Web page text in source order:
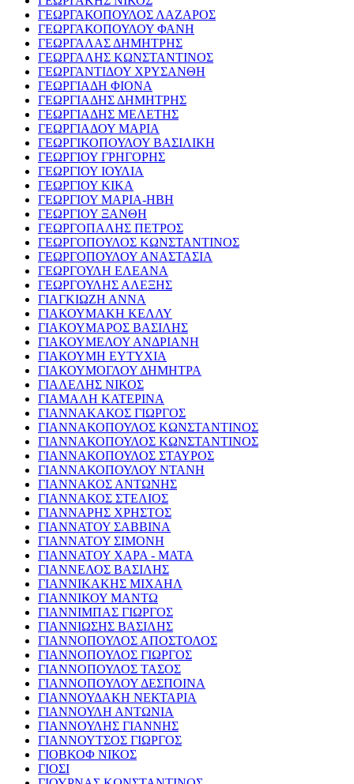
ΓΕΩΡΓΑΚΟΠΟΥΛΟΣ ΛΑΖΑΡΟΣ
ΓΕΩΡΓΑΚΟΠΟΥΛΟΥ ΦΑΝΗ
ΓΕΩΡΓΑΛΑΣ ΔΗΜΗΤΡΗΣ
ΓΕΩΡΓΑΛΗΣ ΚΩΝΣΤΑΝΤΙΝΟΣ
ΓΕΩΡΓΑΝΤΙΔΟΥ ΧΡΥΣΑΝΘΗ
ΓΕΩΡΓΙΑΔΗ ΦΙΟΝΑ
ΓΕΩΡΓΙΑΔΗΣ ΔΗΜΗΤΡΗΣ
ΓΕΩΡΓΙΑΔΗΣ ΜΕΛΕΤΗΣ
ΓΕΩΡΓΙΑΔΟΥ ΜΑΡΙΑ
ΓΕΩΡΓΙΚΟΠΟΥΛΟΥ ΒΑΣΙΛΙΚΗ
ΓΕΩΡΓΙΟΥ ΓΡΗΓΟΡΗΣ
ΓΕΩΡΓΙΟΥ ΙΟΥΛΙΑ
ΓΕΩΡΓΙΟΥ ΚΙΚΑ
ΓΕΩΡΓΙΟΥ ΜΑΡΙΑ-ΗΒΗ
ΓΕΩΡΓΙΟΥ ΞΑΝΘΗ
ΓΕΩΡΓΟΠΑΛΗΣ ΠΕΤΡΟΣ
ΓΕΩΡΓΟΠΟΥΛΟΣ ΚΩΝΣΤΑΝΤΙΝΟΣ
ΓΕΩΡΓΟΠΟΥΛΟΥ ΑΝΑΣΤΑΣΙΑ
ΓΕΩΡΓΟΥΛΗ ΕΛΕΑΝΑ
ΓΕΩΡΓΟΥΛΗΣ ΑΛΕΞΗΣ
ΓΙΑΓΚΙΩΖΗ ΑΝΝΑ
ΓΙΑΚΟΥΜΑΚΗ ΚΕΛΛΥ
ΓΙΑΚΟΥΜΑΡΟΣ ΒΑΣΙΛΗΣ
ΓΙΑΚΟΥΜΕΛΟΥ ΑΝΔΡΙΑΝΗ
ΓΙΑΚΟΥΜΗ ΕΥΤΥΧΙΑ
ΓΙΑΚΟΥΜΟΓΛΟΥ ΔΗΜΗΤΡΑ
ΓΙΑΛΕΛΗΣ ΝΙΚΟΣ
ΓΙΑΜΑΛΗ ΚΑΤΕΡΙΝΑ
ΓΙΑΝΝΑΚΑΚΟΣ ΓΙΩΡΓΟΣ
ΓΙΑΝΝΑΚΟΠΟΥΛΟΣ ΚΩΝΣΤΑΝΤΙΝΟΣ
ΓΙΑΝΝΑΚΟΠΟΥΛΟΣ ΚΩΝΣΤΑΝΤΙΝΟΣ
ΓΙΑΝΝΑΚΟΠΟΥΛΟΣ ΣΤΑΥΡΟΣ
ΓΙΑΝΝΑΚΟΠΟΥΛΟΥ ΝΤΑΝΗ
ΓΙΑΝΝΑΚΟΣ ΑΝΤΩΝΗΣ
ΓΙΑΝΝΑΚΟΣ ΣΤΕΛΙΟΣ
ΓΙΑΝΝΑΡΗΣ ΧΡΗΣΤΟΣ
ΓΙΑΝΝΑΤΟΥ ΣΑΒΒΙΝΑ
ΓΙΑΝΝΑΤΟΥ ΣΙΜΟΝΗ
ΓΙΑΝΝΑΤΟΥ ΧΑΡΑ - ΜΑΤΑ
ΓΙΑΝΝΕΛΟΣ ΒΑΣΙΛΗΣ
ΓΙΑΝΝΙΚΑΚΗΣ ΜΙΧΑΗΛ
ΓΙΑΝΝΙΚΟΥ ΜΑΝΤΩ
ΓΙΑΝΝΙΜΠΑΣ ΓΙΩΡΓΟΣ
ΓΙΑΝΝΙΩΣΗΣ ΒΑΣΙΛΗΣ
ΓΙΑΝΝΟΠΟΥΛΟΣ ΑΠΟΣΤΟΛΟΣ
ΓΙΑΝΝΟΠΟΥΛΟΣ ΓΙΩΡΓΟΣ
ΓΙΑΝΝΟΠΟΥΛΟΣ ΤΑΣΟΣ
ΓΙΑΝΝΟΠΟΥΛΟΥ ΔΕΣΠΟΙΝΑ
ΓΙΑΝΝΟΥΔΑΚΗ ΝΕΚΤΑΡΙΑ
ΓΙΑΝΝΟΥΛΗ ΑΝΤΩΝΙΑ
ΓΙΑΝΝΟΥΛΗΣ ΓΙΑΝΝΗΣ
ΓΙΑΝΝΟΥΤΣΟΣ ΓΙΩΡΓΟΣ
ΓΙΟΒΚΟΦ ΝΙΚΟΣ
ΓΙΟΣΙ